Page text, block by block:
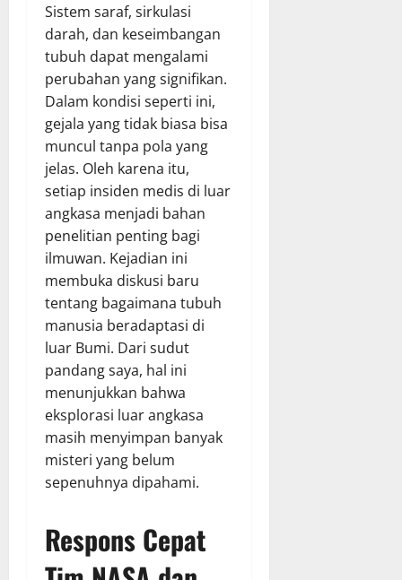
Sistem saraf, sirkulasi
darah, dan keseimbangan
tubuh dapat mengalami
perubahan yang signifikan.
Dalam kondisi seperti ini,
gejala yang tidak biasa bisa
muncul tanpa pola yang
jelas. Oleh karena itu,
setiap insiden medis di luar
angkasa menjadi bahan
penelitian penting bagi
ilmuwan. Kejadian ini
membuka diskusi baru
tentang bagaimana tubuh
manusia beradaptasi di
luar Bumi. Dari sudut
pandang saya, hal ini
menunjukkan bahwa
eksplorasi luar angkasa
masih menyimpan banyak
misteri yang belum
sepenuhnya dipahami.
Respons Cepat